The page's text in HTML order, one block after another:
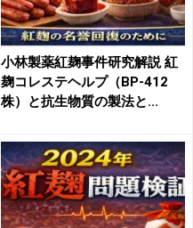
小林製薬紅麹事件研究解説 紅
麹コレステヘルプ（BP-412
株）と抗生物質の製法と...